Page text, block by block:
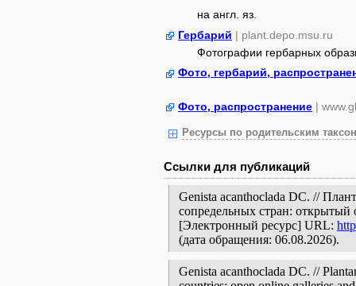
на англ. яз.
Гербарий | plant.depo.msu.ru
Фотографии гербарных
Фото, гербарий,
Фото, распространение |
Ресурсы по родительским
Ссылки для публикаций
Genista acanthoclada DC. //
сопредельных стран: открытый
[Электронный ресурс] URL:
(дата обращения: 06.08.2026).
Genista acanthoclada DC. //